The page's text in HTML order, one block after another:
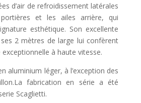
d’air de refroidissement latérales
et les ailes arrière, qui
esthétique. Son excellente
2 mètres de large lui confèrent
à haute vitesse.
aluminium léger, à l’exception des
fabrication en série a été
Scaglietti.